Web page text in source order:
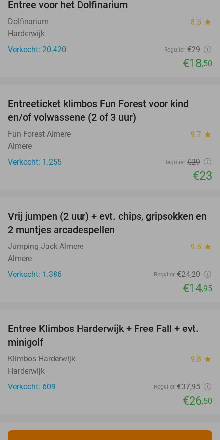
Entree voor het Dolfinarium
Dolfinarium 8.5 star
Harderwijk
Verkocht: 20.420
Regulier €29
€18,50
Entreeticket klimbos Fun Forest voor kind
en/of volwassene (2 of 3 uur)
Fun Forest Almere 9.7 star
Almere
Verkocht: 1.255
Regulier €29
€23
38%
Vrij jumpen (2 uur) + evt. chips, gripsokken en
2 muntjes arcadespellen
Jumping Jack Almere 9.5 star
Almere
Verkocht: 1.386
Regulier €24,20
€14,95
30%
Entree Klimbos Harderwijk + Free Fall + evt.
minigolf
Klimbos Harderwijk 9.8 star
Harderwijk
Verkocht: 609
Regulier €37,95
€26,50